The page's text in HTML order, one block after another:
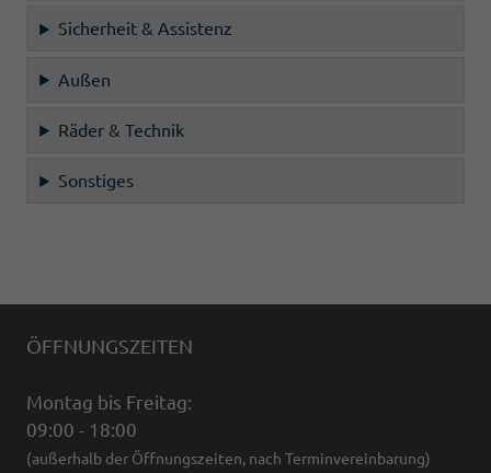
Sicherheit & Assistenz
Außen
Räder & Technik
Sonstiges
ÖFFNUNGSZEITEN
Montag bis Freitag:
09:00 - 18:00
(außerhalb der Öffnungszeiten, nach Terminvereinbarung)